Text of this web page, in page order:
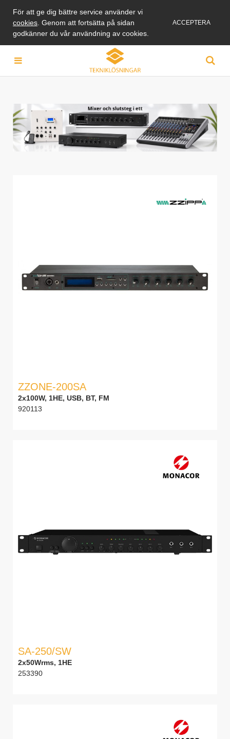
För att ge dig bättre service använder vi
cookies . Genom att fortsätta på sidan
godkänner du vår användning av cookies.
ACCEPTERA
ZZONE-200SA
2x100W, 1HE, USB, BT, FM
920113
SA-250/SW
2x50Wrms, 1HE
253390